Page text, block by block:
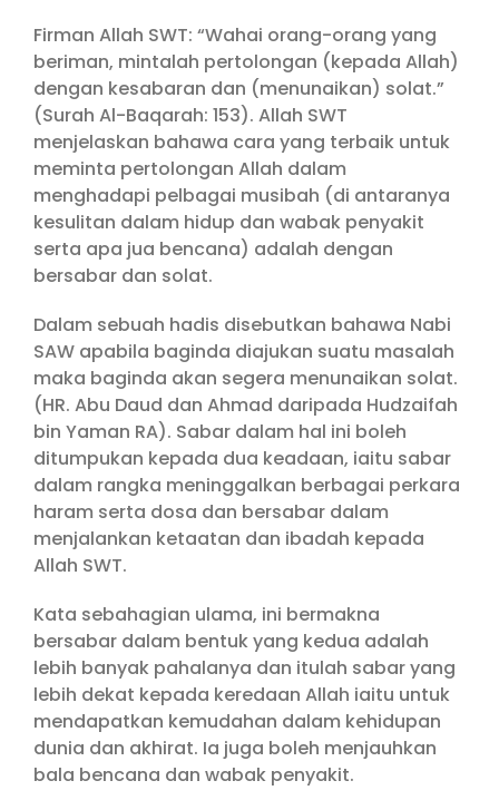
Firman Allah SWT: “Wahai orang-orang yang
beriman, mintalah pertolongan (kepada Allah)
dengan kesabaran dan (menunaikan) solat.”
(Surah Al-Baqarah: 153). Allah SWT
menjelaskan bahawa cara yang terbaik untuk
meminta pertolongan Allah dalam
menghadapi pelbagai musibah (di antaranya
kesulitan dalam hidup dan wabak penyakit
serta apa jua bencana) adalah dengan
bersabar dan solat.
Dalam sebuah hadis disebutkan bahawa Nabi
SAW apabila baginda diajukan suatu masalah
maka baginda akan segera menunaikan solat.
(HR. Abu Daud dan Ahmad daripada Hudzaifah
bin Yaman RA). Sabar dalam hal ini boleh
ditumpukan kepada dua keadaan, iaitu sabar
dalam rangka meninggalkan berbagai perkara
haram serta dosa dan bersabar dalam
menjalankan ketaatan dan ibadah kepada
Allah SWT.
Kata sebahagian ulama, ini bermakna
bersabar dalam bentuk yang kedua adalah
lebih banyak pahalanya dan itulah sabar yang
lebih dekat kepada keredaan Allah iaitu untuk
mendapatkan kemudahan dalam kehidupan
dunia dan akhirat. Ia juga boleh menjauhkan
bala bencana dan wabak penyakit.